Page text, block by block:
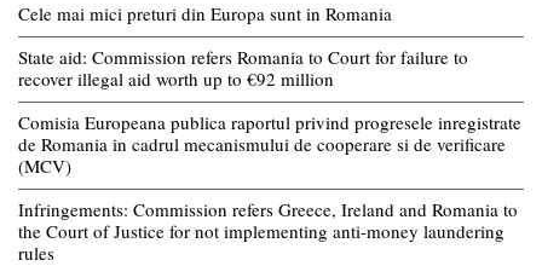
Cele mai mici preturi din Europa sunt in Romania
State aid: Commission refers Romania to Court for failure to
recover illegal aid worth up to €92 million
Comisia Europeana publica raportul privind progresele inregistrate
de Romania in cadrul mecanismului de cooperare si de verificare
(MCV)
Infringements: Commission refers Greece, Ireland and Romania to
the Court of Justice for not implementing anti-money laundering
rules